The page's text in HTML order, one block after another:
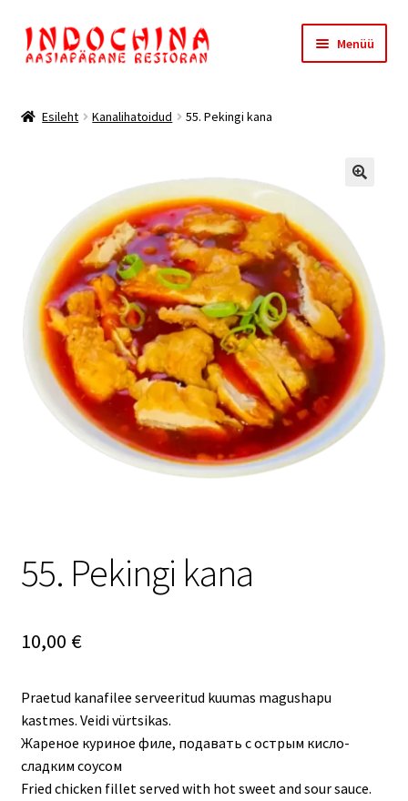
Liigu
navigeerimisele
Liigu
sisu
Menüü
Kassa
Esileht Kanalihatoidud 55. Pekingi kana
55. Pekingi kana
10,00 €
Praetud kanafilee serveeritud kuumas magushapu
kastmes. Veidi vürtsikas.
Жареное куриное филе, подавать с острым кисло-
сладким соусом
Fried chicken fillet served with hot sweet and sour sauce.